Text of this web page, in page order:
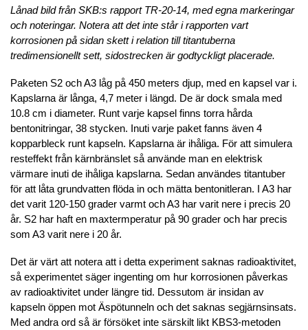
Lånad bild från SKB:s rapport TR-20-14, med egna markeringar
och noteringar. Notera att det inte står i rapporten vart
korrosionen på sidan skett i relation till titantuberna
tredimensionellt sett, sidostrecken är godtyckligt placerade.
Paketen S2 och A3 låg på 450 meters djup, med en kapsel var i.
Kapslarna är långa, 4,7 meter i längd. De är dock smala med
10.8 cm i diameter. Runt varje kapsel finns torra hårda
bentonitringar, 38 stycken. Inuti varje paket fanns även 4
kopparbleck runt kapseln. Kapslarna är ihåliga. För att simulera
resteffekt från kärnbränslet så använde man en elektrisk
värmare inuti de ihåliga kapslarna. Sedan användes titantuber
för att låta grundvatten flöda in och mätta bentonitleran. I A3 har
det varit 120-150 grader varmt och A3 har varit nere i precis 20
år. S2 har haft en maxtermperatur på 90 grader och har precis
som A3 varit nere i 20 år.
Det är värt att notera att i detta experiment saknas radioaktivitet,
så experimentet säger ingenting om hur korrosionen påverkas
av radioaktivitet under längre tid. Dessutom är insidan av
kapseln öppen mot Äspötunneln och det saknas segjärnsinsats.
Med andra ord så är försöket inte särskilt likt KBS3-metoden